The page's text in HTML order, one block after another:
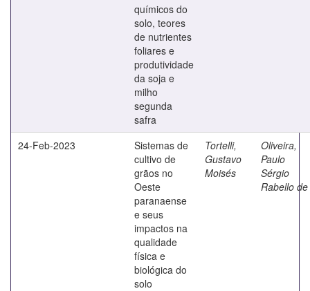
químicos do
solo, teores
de nutrientes
foliares e
produtividade
da soja e
milho
segunda
safra
24-Feb-2023
Sistemas de
cultivo de
grãos no
Oeste
paranaense
e seus
impactos na
qualidade
física e
biológica do
solo
Tortelli,
Gustavo
Moisés
Oliveira,
Paulo
Sérgio
Rabello de